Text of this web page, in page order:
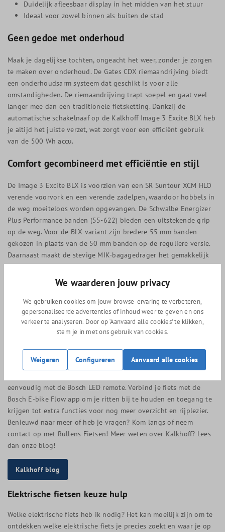
Duidelijk afleesbaar display in het midden van het stuur
Ideaal voor zowel binnen als buiten de stad
Geen gedoe met onderhoud
Maak je dagelijkse tochten, ongeacht het weer, zonder je zorgen
te maken over onderhoud. De Gates CDX riemaandrijving biedt
een onderhoudsarm systeem dat geschikt is voor alle
omstandigheden. De riemaandrijving trapt soepel en gaat veel
langer mee dan een traditionele fietsketting. Dankzij de
automatische schakelnaaf op de Kalkhoff Image 3 Excite BLX heb
je altijd het juiste verzet, wat zorgt voor een efficiënt gebruik
van de 500 Wh accu.
Comfort gecombineerd met efficiëntie en stijl
De Image 3 Excite BLX is voorzien van een SR Suntour XCM HLO
verende voorvork en een verende zadelpen, waardoor hobbels in
de weg moeiteloos worden opgevangen. De Schwalbe Energizer
Plus Performance banden (55-622) bieden een uitstekende grip
op de weg. Voor de BLX-variant zijn bredere 55 mm banden
gekozen in plaats van de 50 mm banden op de reguliere versie.
Daarnaast maakt de stevige MIK-bagagedrager het gemakkelijk
om tassen, manden en andere accessoires vast te klikken. De
Kalkhoff Image 3 Excite BLX is uitgerust met een krachtige Bosch
Performance Line middenmotor met 75 Nm koppel, wat zorgt
voor een moeiteloze rit.
Alles overzichtelijk
kilometers je hebt afgelegd, of wat je gemiddelde snelheid is? Dit
alles is duidelijk af te lezen op het Bosch Intuvia 100 display dat
eenvoudig met de Bosch LED remote. Verbind je fiets met de
Bosch E-bike Flow app om je ritten bij te houden en toegang te
krijgen tot extra functies voor nog meer overzicht en rijplezier.
Benieuwd naar meer of heb je vragen? Kom langs of neem
contact op met Rullens Fietsen! Meer weten over Kalkhoff? Lees
dan onze blog!
Kalkhoff blog
Elektrische fietsen keuze hulp
Welke elektrische fiets heb ik nodig? Het kan moeilijk zijn om te
ontdekken welke elektrische fiets je precies zoekt en waar je op
We waarderen jouw privacy
We gebruiken cookies om jouw browse-ervaring te verbeteren,
gepersonaliseerde advertenties of inhoud weer te geven en ons
verkeer te analyseren. Door op ‘Aanvaard alle cookies’ te klikken,
stem je in met ons gebruik van cookies.
Weigeren Configureren Aanvaard alle cookies